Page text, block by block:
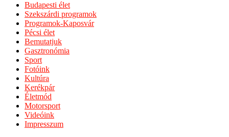
Budapesti élet
Szekszárdi programok
Programok-Kaposvár
Pécsi élet
Bemutatjuk
Gasztronómia
Sport
Fotóink
Kultúra
Kerékpár
Életmód
Motorsport
Videóink
Impresszum